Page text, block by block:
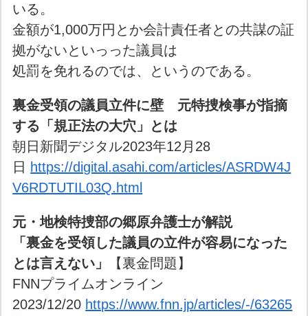
いる。
金額が1,000万円とか会計責任者との共謀の証
拠がないといっった議員は
処罰を免れるのでは、というのである。
裏金受領の議員立件に壁 元特捜検事が指摘
する「規正法の大穴」とは
朝日新聞デジタル2023年12月28
日
https://digital.asahi.com/articles/ASRDW4J
V6RDTUTIL03Q.html
元・地検特捜部の郷原弁護士が解説
「裏金を受領した議員の立件が容易になった
とは言えない」
【裏金問題】
FNNプライムオンライン
2023/12/20 https://www.fnn.jp/articles/-/63265